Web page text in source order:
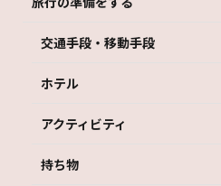
交通手段・移動手段
ホテル
アクティビティ
持ち物